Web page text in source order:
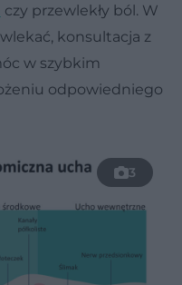
czy przewlekły ból. W
konsultacja z
w szybkim
odpowiedniego
3